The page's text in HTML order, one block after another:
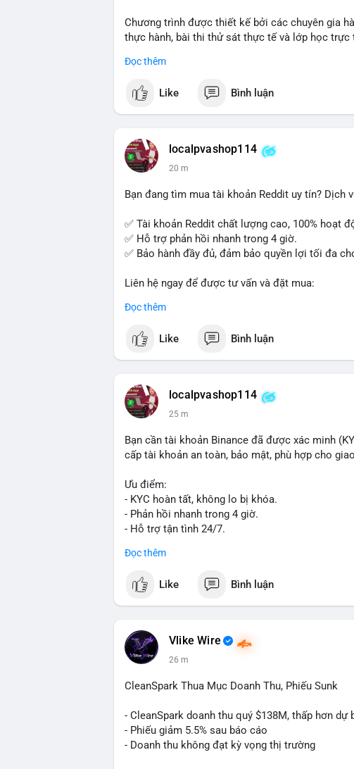
Chương trình được thiết kế bởi các chuyên gia
thực hành, bài thi thử sát thực tế và lớp học trực
Xây dựng nền tảng kiến thức AML vững chắc và
Đăng ký ngay hôm nay để nâng cao năng lực
Đọc thêm
Like Bình luận
localpvashop114
20 m
Bạn đang tìm mua tài khoản Reddit uy tín? Dịch
✅ Tài khoản Reddit chất lượng cao, 100% hoạt
✅ Hỗ trợ phản hồi nhanh trong 4 giờ.
✅ Bảo hành đầy đủ, đảm bảo quyền lợi tối đa
Liên hệ ngay để được tư vấn và đặt mua:
✈️ Telegram: @localpvashop
Mua tài khoản Reddit ngay hôm nay để phát
Đọc thêm
Like Bình luận
localpvashop114
25 m
Bạn cần tài khoản Binance đã được xác minh
cấp tài khoản an toàn, bảo mật, phù hợp cho
Ưu điểm:
- KYC hoàn tất, không lo bị khóa.
- Phản hồi nhanh trong 4 giờ.
- Hỗ trợ tận tình 24/7.
Liên hệ ngay để được tư vấn:
✈️ Telegram: @localpvashop
Đọc thêm
Like Bình luận
Vlike Wire
26 m
CleanSpark Thua Mục Doanh Thu, Phiếu Sunk
- CleanSpark doanh thu quý $138M, thấp hơn dự
- Phiếu giảm 5.5% sau báo cáo
- Doanh thu không đạt kỳ vọng thị trường